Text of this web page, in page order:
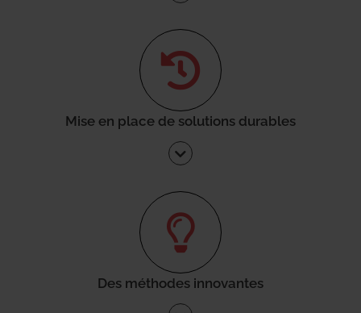
Mise en place de solutions durables
Des méthodes innovantes